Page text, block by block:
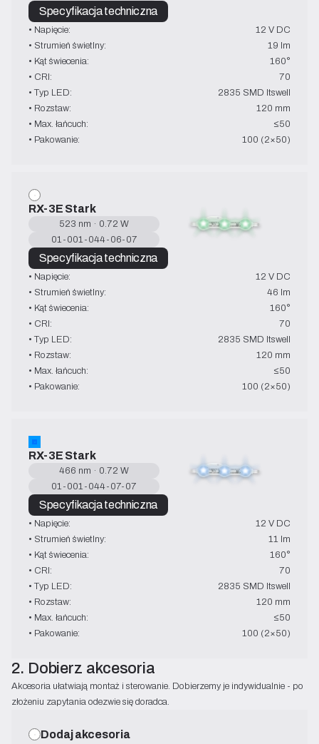
Specyfikacja techniczna
• Napięcie:
12 V DC
• Strumień świetlny:
19 lm
• Kąt świecenia:
160°
• CRI:
70
• Typ LED:
2835 SMD Itswell
• Rozstaw:
120 mm
• Max. łańcuch:
≤50
• Pakowanie:
100 (2×50)
RX-3E Stark
523 nm · 0.72 W
01-001-044-06-07
Specyfikacja techniczna
• Napięcie:
12 V DC
• Strumień świetlny:
46 lm
• Kąt świecenia:
160°
• CRI:
70
• Typ LED:
2835 SMD Itswell
• Rozstaw:
120 mm
• Max. łańcuch:
≤50
• Pakowanie:
100 (2×50)
RX-3E Stark
466 nm · 0.72 W
01-001-044-07-07
Specyfikacja techniczna
• Napięcie:
12 V DC
• Strumień świetlny:
11 lm
• Kąt świecenia:
160°
• CRI:
70
• Typ LED:
2835 SMD Itswell
• Rozstaw:
120 mm
• Max. łańcuch:
≤50
• Pakowanie:
100 (2×50)
2. Dobierz akcesoria
Akcesoria ułatwiają montaż i sterowanie. Dobierzemy je indywidualnie - po
złożeniu zapytania odezwie się doradca.
Dodaj akcesoria